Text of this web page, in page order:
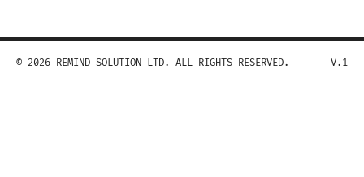
© 2026 REMIND SOLUTION LTD. ALL RIGHTS RESERVED. V.1